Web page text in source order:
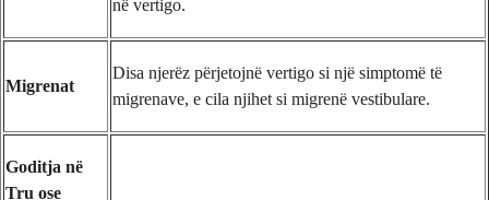
në vertigo.
Migrenat
Disa njerëz përjetojnë vertigo si një simptomë të
migrenave, e cila njihet si migrenë vestibulare.
Goditja në
Tru ose